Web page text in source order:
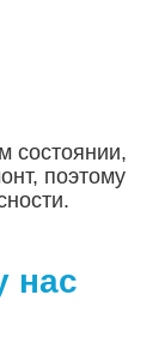
состоянии,
поэтому
нас